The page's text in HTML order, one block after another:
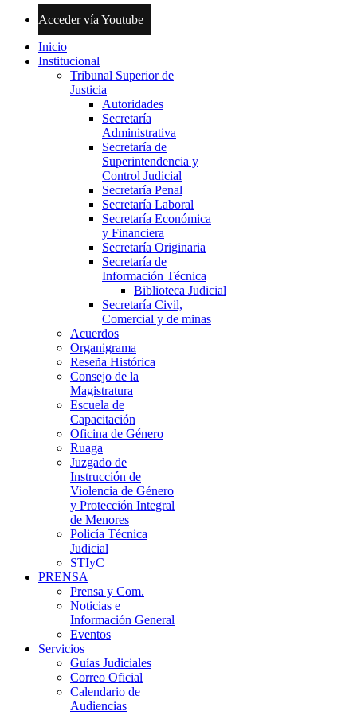
Acceder vía Youtube
Inicio
Institucional
Tribunal Superior de
Justicia
Autoridades
Secretaría
Administrativa
Secretaría de
Superintendencia y
Control Judicial
Secretaría Penal
Secretaría Laboral
Secretaría Económica
y Financiera
Secretaría Originaria
Secretaría de
Información Técnica
Biblioteca Judicial
Secretaría Civil,
Comercial y de minas
Acuerdos
Organigrama
Reseña Histórica
Consejo de la
Magistratura
Escuela de
Capacitación
Oficina de Género
Ruaga
Juzgado de
Instrucción de
Violencia de Género
y Protección Integral
de Menores
Policía Técnica
Judicial
STIyC
PRENSA
Prensa y Com.
Noticias e
Información General
Eventos
Servicios
Guías Judiciales
Correo Oficial
Calendario de
Audiencias